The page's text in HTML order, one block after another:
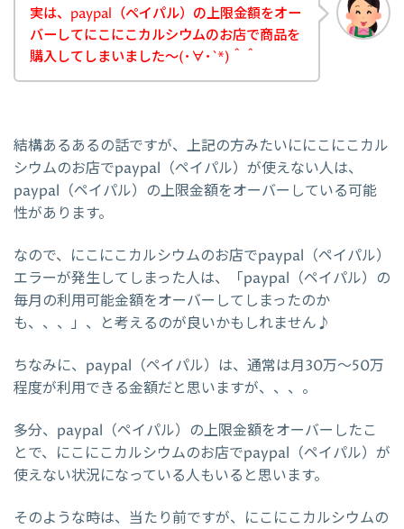
実は、paypal（ペイパル）の上限金額をオー
バーしてにこにこカルシウムのお店で商品を
購入してしまいました～(･∀･`*)＾＾
結構あるあるの話ですが、上記の方みたいににこにこカル
シウムのお店でpaypal（ペイパル）が使えない人は、
paypal（ペイパル）の上限金額をオーバーしている可能
性があります。
なので、にこにこカルシウムのお店でpaypal（ペイパル）
エラーが発生してしまった人は、「paypal（ペイパル）の
毎月の利用可能金額をオーバーしてしまったのか
も、、、」、と考えるのが良いかもしれません♪
ちなみに、paypal（ペイパル）は、通常は月30万～50万
程度が利用できる金額だと思いますが、、、。
多分、paypal（ペイパル）の上限金額をオーバーしたこ
とで、にこにこカルシウムのお店でpaypal（ペイパル）が
使えない状況になっている人もいると思います。
そのような時は、当たり前ですが、にこにこカルシウムの